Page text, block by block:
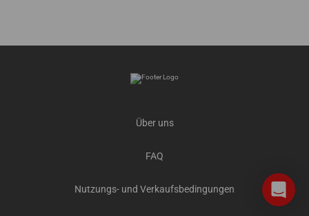
Über uns
FAQ
Nutzungs- und Verkaufsbedingungen